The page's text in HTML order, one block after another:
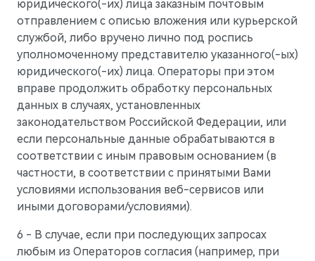
юридического(-их) лица заказным почтовым
отправлением с описью вложения или курьерской
службой, либо вручено лично под роспись
уполномоченному представителю указанного(-ых)
юридического(-их) лица. Операторы при этом
вправе продолжить обработку персональных
данных в случаях, установленных
законодательством Российской Федерации, или
если персональные данные обрабатываются в
соответствии с иным правовым основанием (в
частности, в соответствии с принятыми Вами
условиями использования веб-сервисов или
иными договорами/условиями).
6 - В случае, если при последующих запросах
любым из Операторов согласия (например, при